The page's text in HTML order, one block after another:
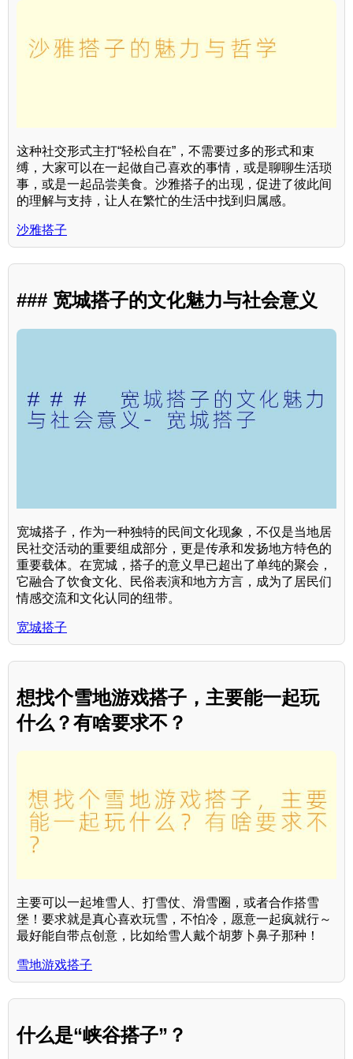
这种社交形式主打“轻松自在”，不需要过多的形式和束
缚，大家可以在一起做自己喜欢的事情，或是聊聊生活琐
事，或是一起品尝美食。沙雅搭子的出现，促进了彼此间
的理解与支持，让人在繁忙的生活中找到归属感。
沙雅搭子
### 宽城搭子的文化魅力与社会意义
宽城搭子，作为一种独特的民间文化现象，不仅是当地居
民社交活动的重要组成部分，更是传承和发扬地方特色的
重要载体。在宽城，搭子的意义早已超出了单纯的聚会，
它融合了饮食文化、民俗表演和地方方言，成为了居民们
情感交流和文化认同的纽带。
宽城搭子
想找个雪地游戏搭子，主要能一起玩
什么？有啥要求不？
主要可以一起堆雪人、打雪仗、滑雪圈，或者合作搭雪
堡！要求就是真心喜欢玩雪，不怕冷，愿意一起疯就行～
最好能自带点创意，比如给雪人戴个胡萝卜鼻子那种！
雪地游戏搭子
什么是“峡谷搭子”？